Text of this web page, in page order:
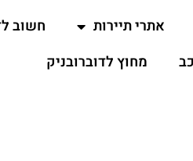
אתרי תיירות חשוב
מחוץ לדוברובניק